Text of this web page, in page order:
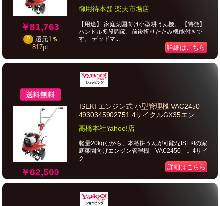
￥81,763
P 還元1％
817pt
御用待本舗 楽天市場店
【用途】 家庭菜園向け小型耕うん機。 【特徴】
ハンドル多段調節、前後折りたたみ機能付きで
す。 デッドマ...
詳細はこちら
￥82,500
ISEKI エンジン式 小型管理機 VAC2450
4930345902751 4サイクルGX35エン...
高橋本社Yahoo!店
軽量20kgながら、本格耕うんが可能なISEKIの家
庭菜園向けエンジン管理機「VAC2450」。4サイ
ク...
詳細はこちら